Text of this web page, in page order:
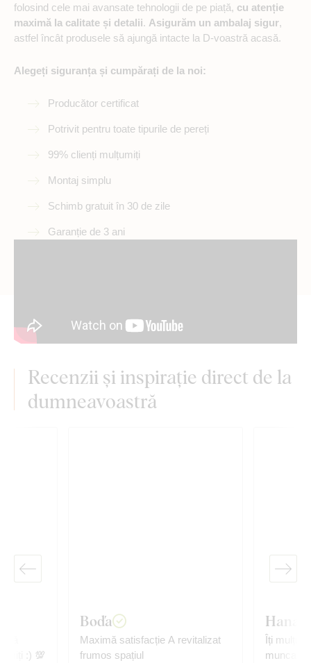
folosind cele mai avansate tehnologii de pe piață, cu atenție
maximă la calitate și detalii. Asigurăm un ambalaj sigur,
astfel încât produsele să ajungă intacte la D-voastră acasă.
Alegeți siguranța și cumpărați de la noi:
Producător certificat
Potrivit pentru toate tipurile de pereți
99% clienți mulțumiți
Montaj simplu
Schimb gratuit în 30 de zile
Garanție de 3 ani
Recenzii și inspirație direct de la
dumneavoastră
:) 💯
Boďa
Maximă satisfacție A revitalizat
frumos spațiul
Hana
Îți
munca